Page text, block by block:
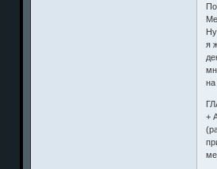
я
на
+